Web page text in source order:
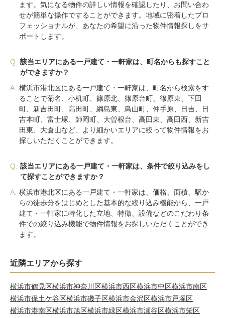
ます。気になる物件の詳しい情報を確認したり、お問い合わ
せが簡単な操作ですることができます。地域に密着したプロ
フェッショナルが、あなたの希望に沿った物件情報探しをサ
ポートします。
Q.
該当エリアにある一戸建て・一軒家は、町名からも探すこと
ができますか？
A. 横浜市港北区にある一戸建て・一軒家は、町名から検索をす
ることで菊名、小机町、篠原北、篠原台町、篠原東、下田
町、新吉田町、高田町、綱島東、鳥山町、仲手原、日吉、日
吉本町、富士塚、師岡町、大曽根台、高田東、高田西、新吉
田東、大倉山など、より細かいエリアに絞って物件情報をお
探しいただくことができます。
Q.
該当エリアにある一戸建て・一軒家は、条件で絞り込みをし
て探すことができますか？
A. 横浜市港北区にある一戸建て・一軒家は、価格、面積、駅か
らの徒歩分をはじめとした基本的な絞り込み機能から、一戸
建て・一軒家に特化した立地、特徴、設備などのこだわり条
件での絞り込み機能で物件情報をお探しいただくことができ
ます。
近隣エリアから探す
横浜市鶴見区横浜市神奈川区横浜市西区横浜市中区横浜市南区
横浜市保土ケ谷区横浜市磯子区横浜市金沢区横浜市戸塚区
横浜市港南区横浜市旭区横浜市緑区横浜市瀬谷区横浜市栄区